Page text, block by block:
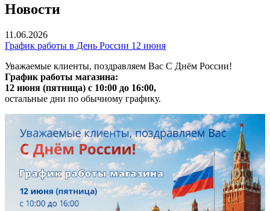
Новости
11.06.2026
График работы в День России 12 июня
Уважаемые клиенты, поздравляем Вас С Днём России!
График работы магазина:
12 июня (пятница) с 10:00 до 16:00,
остальные дни по обычному графику.